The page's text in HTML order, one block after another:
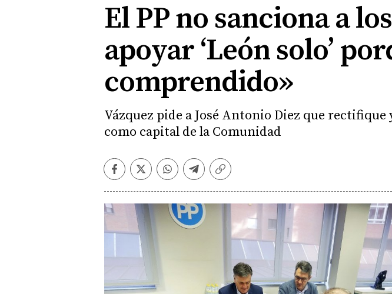
El PP no sanciona a
apoyar ‘León solo’
comprendido»
Vázquez pide a José Antonio Diez que
como capital de la Comunidad
Facebook
TwitterWhatsapp
Telegram
Copiar